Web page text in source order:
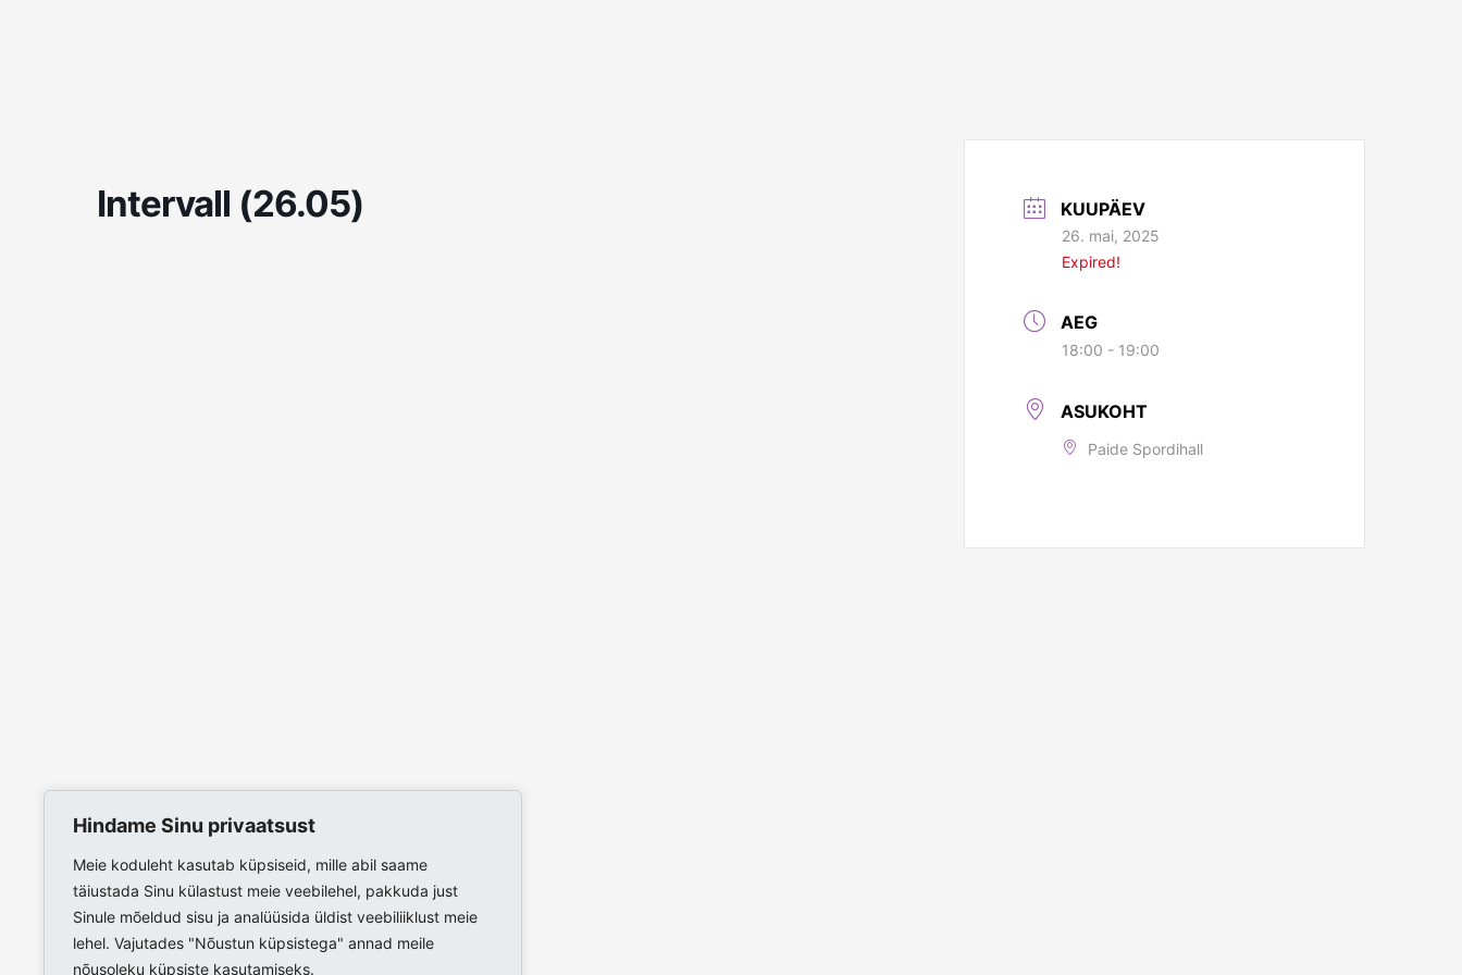
Hindame Sinu privaatsust
Meie koduleht kasutab küpsiseid, mille abil saame
täiustada Sinu külastust meie veebilehel, pakkuda just
Sinule mõeldud sisu ja analüüsida üldist veebiliiklust meie
lehel. Vajutades "Nõustun küpsistega" annad meile
nõusoleku küpsiste kasutamiseks.
Intervall (26.05) KUUPÄEV
26. mai, 2025
Expired!
AEG
18:00 - 19:00
ASUKOHT
Paide Spordihall